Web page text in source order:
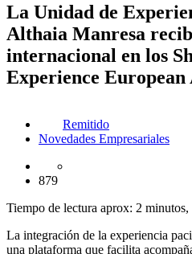
La Unidad de
Althaia Manresa
internacional en los
Experience European
Remitido
Novedades Empresariales
879
Tiempo de lectura aprox: 2 minutos,
La integración de la experiencia
una plataforma que facilita